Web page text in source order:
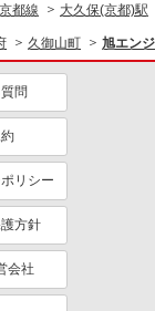
客なしの軽作業
なる）
を見る
都線 大久保(京都)駅
久御山町 旭エン
問
リシー
方針
会社